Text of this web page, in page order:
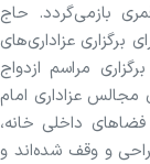
ملک به سال ۱۳۴۱ هجری قمری بازمی‌گردد. حاج
برگزاری عزاداری‌های
مراسم ازدواج
مجالس عزاداری امام
داخلی خانه،
و وقف شده‌اند و